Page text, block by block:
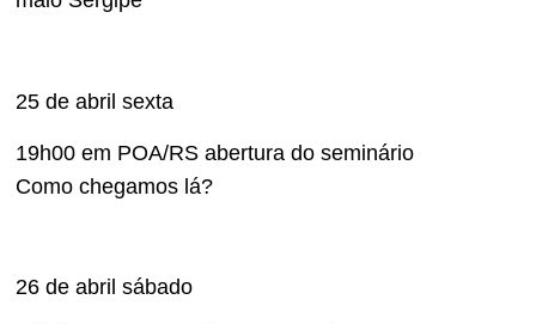
25 de abril sexta
19h00 em POA/RS abertura do seminário
Como chegamos lá?
26 de abril sábado